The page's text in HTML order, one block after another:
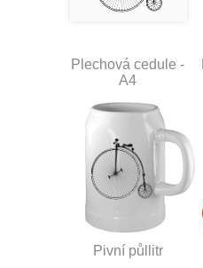
Plechová cedule -
A4
Pivní půllitr